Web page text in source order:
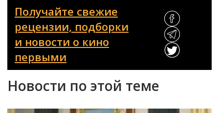
Получайте свежие
рецензии, подборки
и новости о кино
первыми
Новости по этой теме